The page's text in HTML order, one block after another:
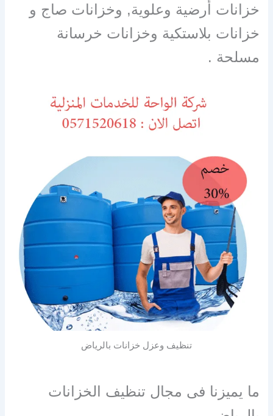
خزانات أرضية وعلوية, وخزانات صاج و
خزانات بلاستكية وخزانات خرسانة
مسلحة .
تنظيف وعزل خزانات بالرياض
ما يميزنا فى مجال تنظيف الخزانات